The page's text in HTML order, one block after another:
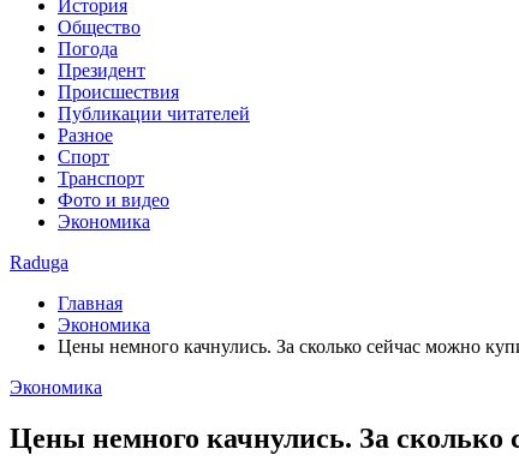
История
Общество
Погода
Президент
Происшествия
Публикации читателей
Разное
Спорт
Транспорт
Фото и видео
Экономика
Raduga
Главная
Экономика
Цены немного качнулись. За сколько сейчас можно
Экономика
Цены немного качнулись. За сколько